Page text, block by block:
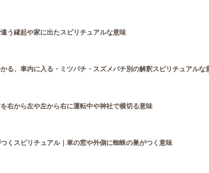
う縁起や家に出たスピリチュアルな意味
る、車内に入る・ミツバチ・スズメバチ別の解釈スピリチュアルな
右から左や左から右に運転中や神社で横切る意味
くスピリチュアル｜車の窓や外側に蜘蛛の巣がつく意味